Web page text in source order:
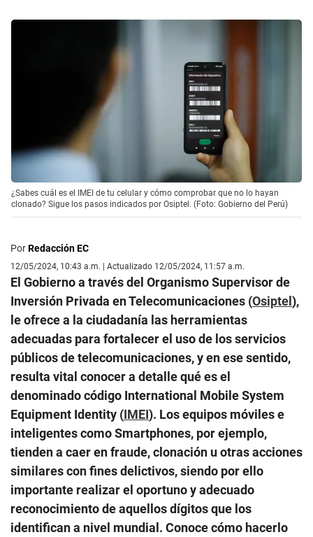
¿Sabes cuál es el IMEI de tu celular y cómo comprobar que no lo hayan
clonado? Sigue los pasos indicados por Osiptel. (Foto: Gobierno del Perú)
PorRedacción EC
12/05/2024, 10:43 a.m. | Actualizado 12/05/2024, 11:57 a.m.
El Gobierno a través del Organismo Supervisor de
Inversión Privada en Telecomunicaciones (Osiptel ),
le ofrece a la ciudadanía las herramientas
adecuadas para fortalecer el uso de los servicios
públicos de telecomunicaciones, y en ese sentido,
resulta vital conocer a detalle qué es el
denominado código International Mobile System
Equipment Identity (IMEI). Los equipos móviles e
inteligentes como Smartphones, por ejemplo,
tienden a caer en fraude, clonación u otras acciones
similares con fines delictivos, siendo por ello
importante realizar el oportuno y adecuado
reconocimiento de aquellos dígitos que los
identifican a nivel mundial. Conoce cómo hacerlo